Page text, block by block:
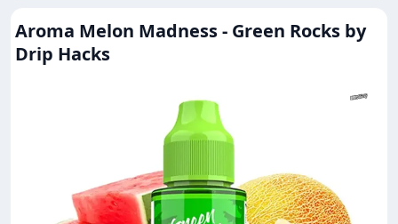
Aroma Melon Madness - Green Rocks by
Drip Hacks